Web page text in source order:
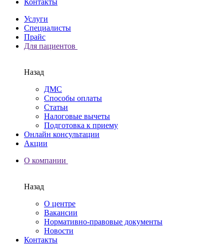
Контакты
Услуги
Специалисты
Прайс
Для пациентов
Назад
ДМС
Способы оплаты
Статьи
Налоговые вычеты
Подготовка к приему
Онлайн консультации
Акции
О компании
Назад
О центре
Вакансии
Нормативно-правовые документы
Новости
Контакты